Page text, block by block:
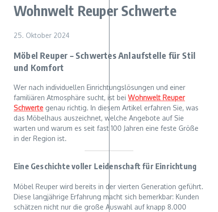
Wohnwelt Reuper Schwerte
25. Oktober 2024
Möbel Reuper – Schwertes Anlaufstelle für Stil
und Komfort
Wer nach individuellen Einrichtungslösungen und einer
familiären Atmosphäre sucht, ist bei Wohnwelt Reuper
Schwerte genau richtig. In diesem Artikel erfahren Sie, was
das Möbelhaus auszeichnet, welche Angebote auf Sie
warten und warum es seit fast 100 Jahren eine feste Größe
in der Region ist.
Eine Geschichte voller Leidenschaft für Einrichtung
Möbel Reuper wird bereits in der vierten Generation geführt.
Diese langjährige Erfahrung macht sich bemerkbar: Kunden
schätzen nicht nur die große Auswahl auf knapp 8.000